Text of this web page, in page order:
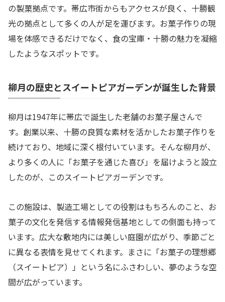
の製菓拠点です。帯広市街からもアクセスが良く、十勝観
光の拠点として多くの人が足を運びます。お菓子作りの現
場を体感できるだけでなく、食の宝庫・十勝の魅力を凝縮
したようなスポットです。
柳月の歴史とスイートピアガーデンが誕生した背景
柳月は1947年に帯広で誕生した老舗のお菓子屋さんで
す。創業以来、十勝の良質な素材を活かしたお菓子作りを
続けており、地域に深く根付いています。そんな柳月が、
より多くの人に「お菓子を通じた喜び」を届けようと設立
したのが、このスイートピアガーデンです。
この施設は、製造工場としての役割はもちろんのこと、お
菓子の文化を発信する情報発信基地としての側面も持って
います。広大な敷地内には美しい庭園が広がり、季節ごと
に異なる表情を見せてくれます。まさに「お菓子の理想郷
（スイートピア）」という名にふさわしい、夢のような空
間が広がっています。